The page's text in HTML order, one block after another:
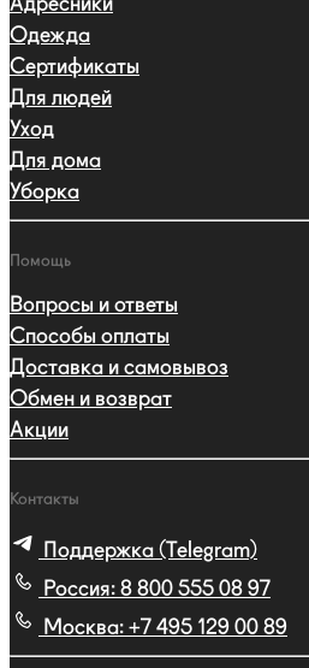
Одежда
Сертификаты
Для людей
Уход
Для дома
Уборка
Помощь
Вопросы и ответы
Способы оплаты
Доставка и самовывоз
Обмен и возврат
Акции
Контакты
Поддержка (Telegram)
Россия: 8 800 555 08 97
Москва: +7 495 129 00 89